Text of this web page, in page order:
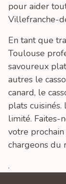
pour aider
Villefranche-
En tant que
Toulouse
savoureux
autres le
canard, le
plats cuisinés.
limité. Faites-
votre
chargeons du
.